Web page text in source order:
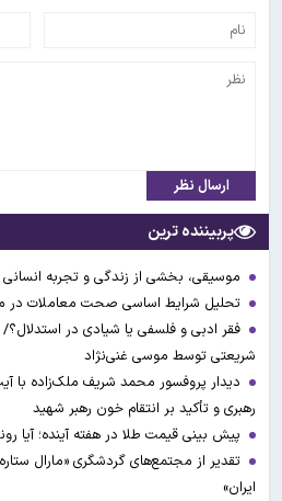
ارسال نظر
پربیننده ترین
موسیقی، بخشی از زندگی و تجربه انسانی
تحلیل شرایط اساسی صحت معاملات در ماده ۱۹۰ قانون
فقر ادبی و فلسفی یا شیادی در
شریعتی توسط موسی غنی‌نژاد
دیدار پروفسور محمد شریف ملک‌زاده با
رهبری و تأکید بر انتقام خون رهبر شهید
پیش بینی قیمت طلا در هفته آینده؛ آیا
تقدیر از مجتمع‌های گردشگری «مارال
ایران»